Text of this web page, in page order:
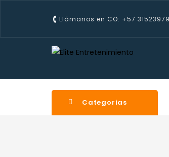
Llámanos en CO: +57
Categorias